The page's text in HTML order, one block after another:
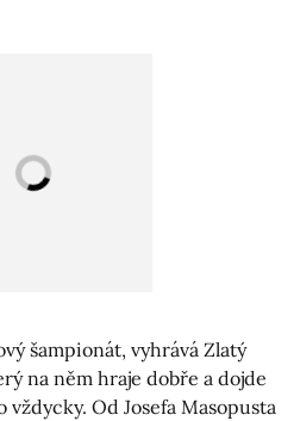
šampionát, vyhrává Zlatý
na něm hraje dobře a dojde
Od Josefa Masopusta